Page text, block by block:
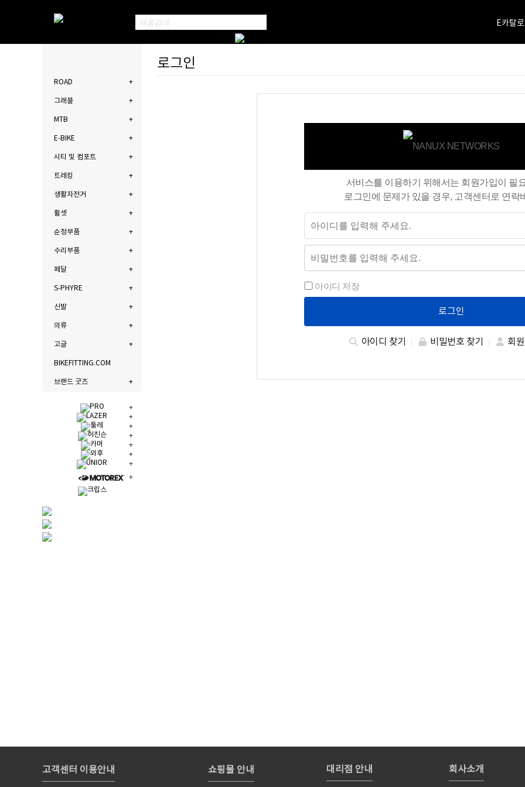
E카탈
ROAD
그래블
MTB
E-BIKE
시티 및 컴포트
트레킹
생활자전거
휠셋
순정부품
수리부품
페달
S-PHYRE
신발
의류
고글
BIKEFITTING.COM
브랜드 굿즈
로그인
서비스를 이용하기 위해서는 회원가입이 필
로그인에 문제가 있을 경우, 고객센터로 연락
아이디 저장
로그인
아이디 찾기 비밀번호 찾기 회
고객센터 이용안내 쇼핑몰 안내 대리점 안내 회사소개